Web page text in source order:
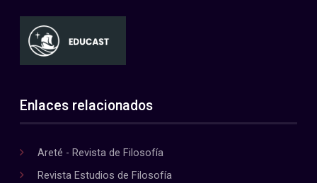
Enlaces relacionados
Areté - Revista de Filosofía
Revista Estudios de Filosofía